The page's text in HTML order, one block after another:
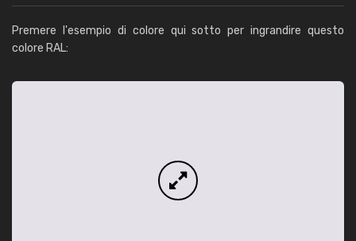
Premere l'esempio di colore qui sotto per ingrandire questo
colore RAL: